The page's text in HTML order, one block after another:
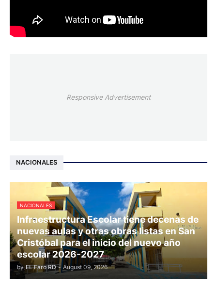
Responsive Advertisement
NACIONALES
NACIONALES
Infraestructura Escolar tiene decenas de
nuevas aulas y otras obras listas en San
Cristóbal para el inicio del nuevo año
escolar 2026-2027
by EL Faro RD - August 09, 2026